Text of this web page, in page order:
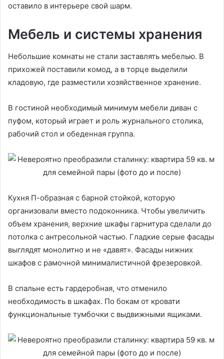
оставило в интерьере свой шарм.
Мебель и системы хранения
Небольшие комнаты не стали заставлять мебелью. В
прихожей поставили комод, а в торце выделили
кладовую, где разместили хозяйственное хранение.
В гостиной необходимый минимум мебели диван с
пуфом, который играет и роль журнального столика,
рабочий стол и обеденная группа.
Кухня П-образная с барной стойкой, которую
организовали вместо подоконника. Чтобы увеличить
объем хранения, верхние шкафы гарнитура сделали до
потолка с антресольной частью. Гладкие серые фасады
выглядят монолитно и не «давят». Фасады нижних
шкафов с рамочной минималистичной фрезеровкой.
В спальне есть гардеробная, что отменило
необходимость в шкафах. По бокам от кровати
функциональные тумбочки с выдвижными ящиками.